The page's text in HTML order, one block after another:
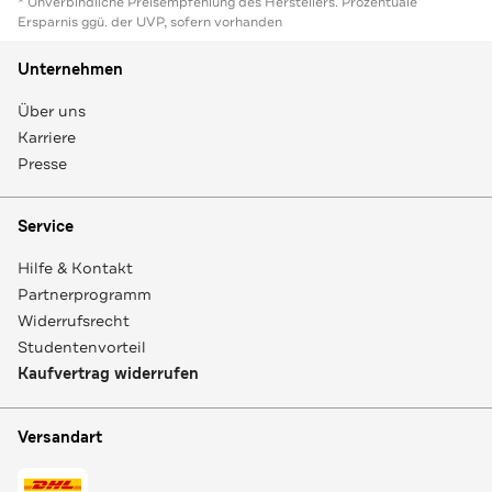
Ersparnis ggü. der UVP, sofern vorhanden
Unternehmen
Über uns
Karriere
Presse
Service
Hilfe & Kontakt
Partnerprogramm
Widerrufsrecht
Studentenvorteil
Kaufvertrag widerrufen
Versandart